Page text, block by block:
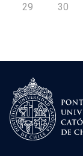
29 30